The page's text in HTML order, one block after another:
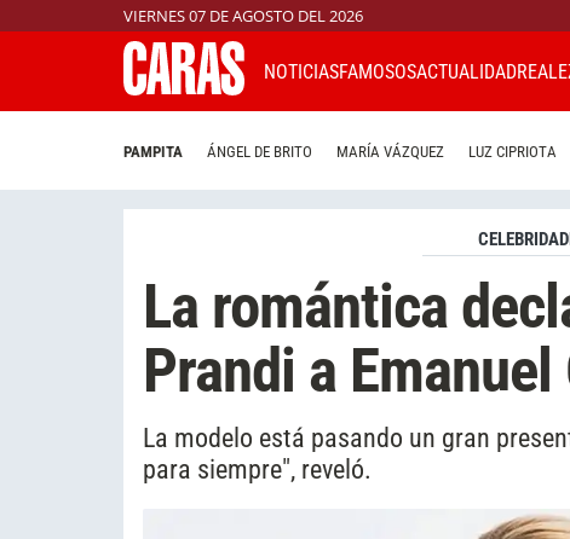
VIERNES 07 DE AGOSTO DEL 2026
NOTICIASFAMOSOSACTUALIDAD
PAMPITA ÁNGEL DE BRITO MARÍA VÁZQUEZ LUZ CIPRIOTA
La romántica
Prandi a
La modelo está pasando un gran
para siempre", reveló.